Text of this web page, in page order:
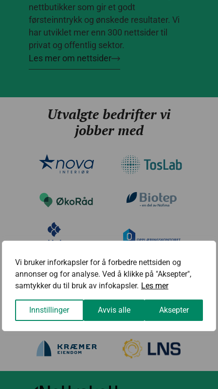
Vi bruker inforkapsler for å forbedre nettsiden og
annonser og for analyse. Ved å klikke på "Aksepter",
samtykker du til bruk av infokapsler. Les mer
Innstillinger Avvis alle Aksepter
nettbutikker som gir et godt
førsteinntrykk og ønskede resultater. Vi
har utviklet mer enn 300 nettsider til
privat og offentlig sektor.
Les mer om nettsider
Utvalgte bedrifter vi
jobber med